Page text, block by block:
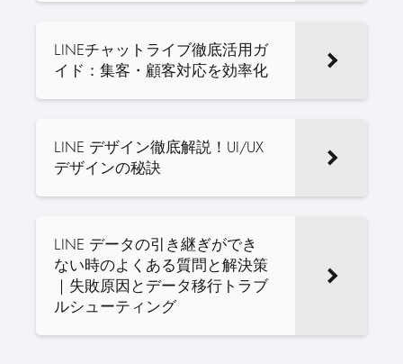
LINEチャットライブ徹底活用ガ
イド：集客・顧客対応を効率化
LINE デザイン徹底解説！UI/UX
デザインの秘訣
LINE データの引き継ぎができ
ない時のよくある質問と解決策
｜失敗原因とデータ移行トラブ
ルシューティング